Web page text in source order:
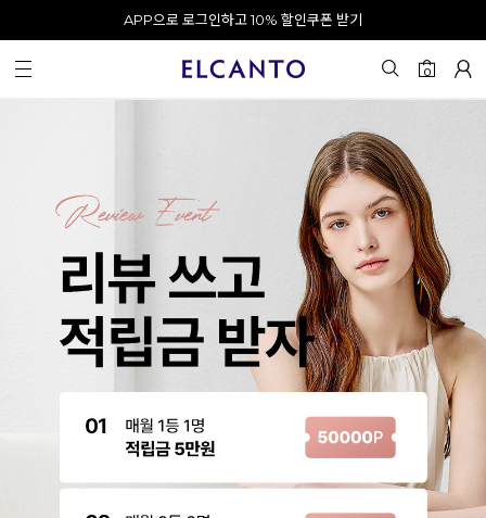
오전 10시 이전 결제 완료 시 오늘 출발!
회원가입 시 최대 20% 쿠폰 지급
카카오 채널 추가 시 10% 쿠폰 증정
APP으로 로그인하고 10% 할인쿠폰 받기
0
리뷰